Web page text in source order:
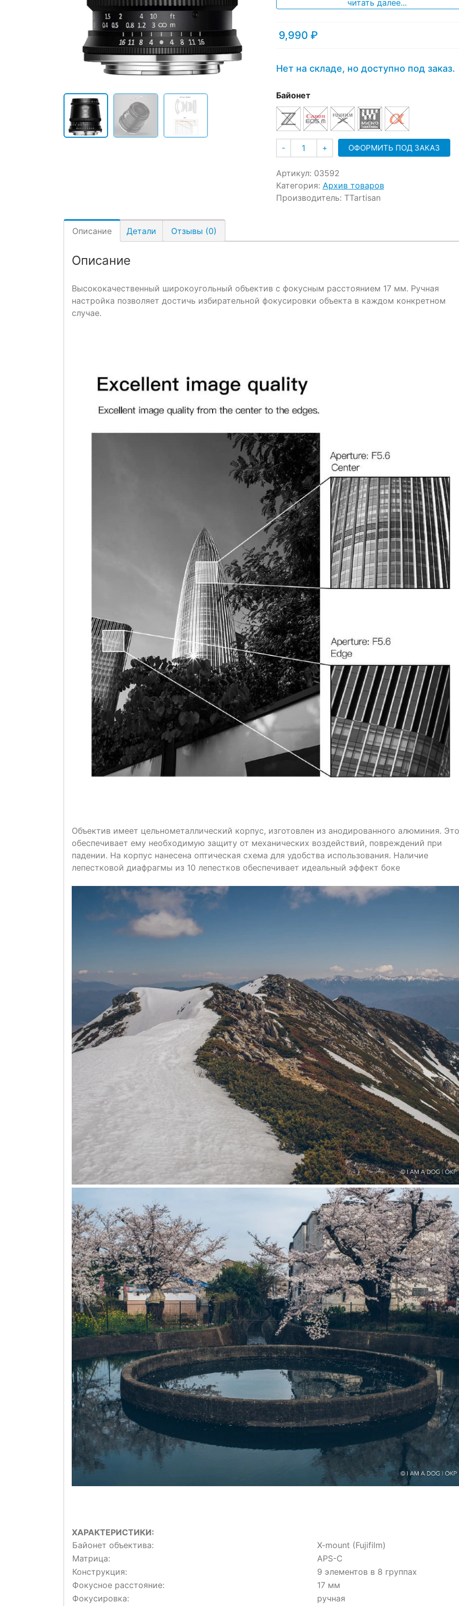
читать далее...
9,990 ₽
Нет на складе, но доступно под заказ.
Байонет
- Количество
+ ОФОРМИТЬ ПОД ЗАКАЗ
Артикул: 03592
Категория: Архив товаров
Производитель: TTartisan
Описание Детали Отзывы (0)
Описание
Высококачественный широкоугольный объектив с фокусным расстоянием 17 мм. Ручная
настройка позволяет достичь избирательной фокусировки объекта в каждом конкретном
случае.
Объектив имеет цельнометаллический корпус, изготовлен из анодированного алюминия. Это
обеспечивает ему необходимую защиту от механических воздействий, повреждений при
падении. На корпус нанесена оптическая схема для удобства использования. Наличие
лепестковой диафрагмы из 10 лепестков обеспечивает идеальный эффект боке
ХАРАКТЕРИСТИКИ:
Байонет объектива:
X-mount (Fujifilm)
Матрица:
APS-C
Конструкция:
9 элементов в 8 группах
Фокусное расстояние:
17 мм
Фокусировка:
ручная